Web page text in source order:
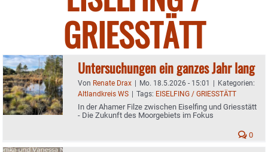
GRIESSTÄTT
Untersuchungen ein ganzes Jahr lang
Von Renate Drax | Mo. 18.5.2026 - 15:01 | Kategorien:
Altlandkreis WS | Tags: EISELFING / GRIESSTÄTT
In der Ahamer Filze zwischen Eiselfing und Griesstätt
- Die Zukunft des Moorgebiets im Fokus
0